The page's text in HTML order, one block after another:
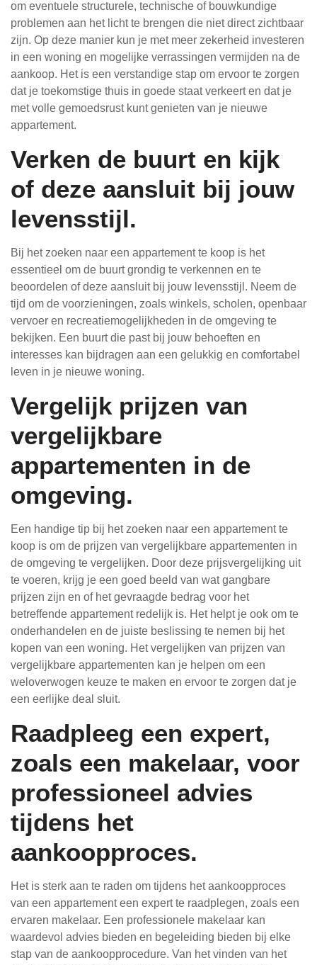
om eventuele structurele, technische of bouwkundige
problemen aan het licht te brengen die niet direct zichtbaar
zijn. Op deze manier kun je met meer zekerheid investeren
in een woning en mogelijke verrassingen vermijden na de
aankoop. Het is een verstandige stap om ervoor te zorgen
dat je toekomstige thuis in goede staat verkeert en dat je
met volle gemoedsrust kunt genieten van je nieuwe
appartement.
Verken de buurt en kijk
of deze aansluit bij jouw
levensstijl.
Bij het zoeken naar een appartement te koop is het
essentieel om de buurt grondig te verkennen en te
beoordelen of deze aansluit bij jouw levensstijl. Neem de
tijd om de voorzieningen, zoals winkels, scholen, openbaar
vervoer en recreatiemogelijkheden in de omgeving te
bekijken. Een buurt die past bij jouw behoeften en
interesses kan bijdragen aan een gelukkig en comfortabel
leven in je nieuwe woning.
Vergelijk prijzen van
vergelijkbare
appartementen in de
omgeving.
Een handige tip bij het zoeken naar een appartement te
koop is om de prijzen van vergelijkbare appartementen in
de omgeving te vergelijken. Door deze prijsvergelijking uit
te voeren, krijg je een goed beeld van wat gangbare
prijzen zijn en of het gevraagde bedrag voor het
betreffende appartement redelijk is. Het helpt je ook om te
onderhandelen en de juiste beslissing te nemen bij het
kopen van een woning. Het vergelijken van prijzen van
vergelijkbare appartementen kan je helpen om een
weloverwogen keuze te maken en ervoor te zorgen dat je
een eerlijke deal sluit.
Raadpleeg een expert,
zoals een makelaar, voor
professioneel advies
tijdens het
aankoopproces.
Het is sterk aan te raden om tijdens het aankoopproces
van een appartement een expert te raadplegen, zoals een
ervaren makelaar. Een professionele makelaar kan
waardevol advies bieden en begeleiding bieden bij elke
stap van de aankoopprocedure. Van het vinden van het